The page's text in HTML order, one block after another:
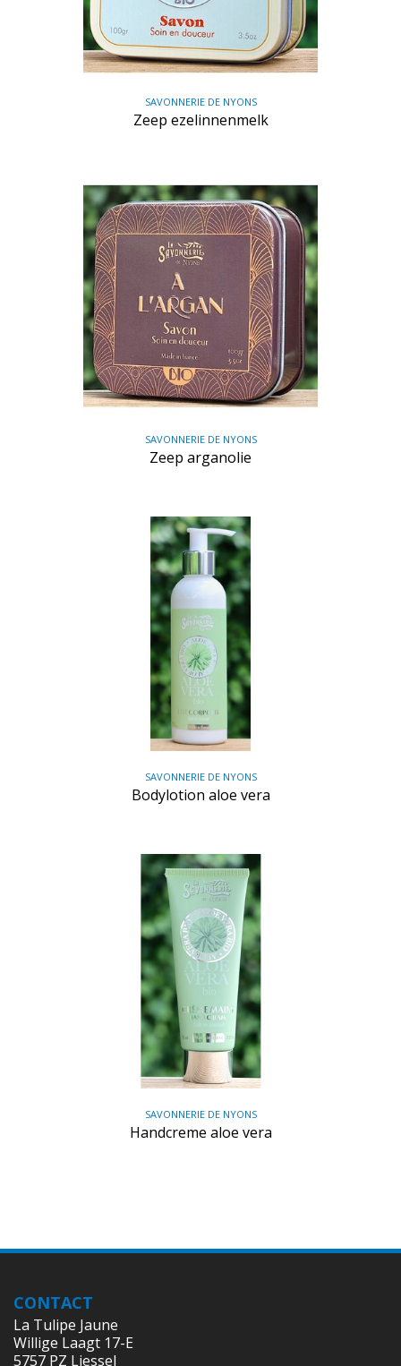
SAVONNERIE DE NYONS
Zeep ezelinnenmelk
SAVONNERIE DE NYONS
Zeep arganolie
SAVONNERIE DE NYONS
Bodylotion aloe vera
SAVONNERIE DE NYONS
Handcreme aloe vera
CONTACT
La Tulipe Jaune
Willige Laagt 17-E
5757 PZ Liessel